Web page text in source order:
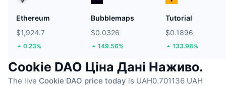
Ethereum
$1,924.7
0.23%
Bubblemaps
$0.0326
149.56%
Tutorial
$0.1896
133.98%
Cookie DAO Ціна Дані Наживо.
The live Cookie DAO price today is UAH0.701136 UAH